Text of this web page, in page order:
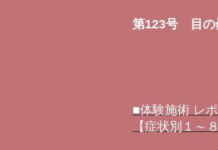
第123号 目の
■体験施術 レ
【症状別１～